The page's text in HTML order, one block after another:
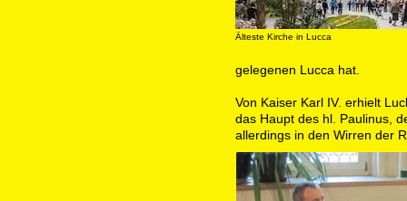
Älteste Kirche in Lucca
gelegenen Lucca hat.
Von Kaiser Karl IV. erhielt
das Haupt des hl. Paulinus,
allerdings in den Wirren der